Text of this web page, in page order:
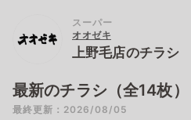
スーパー
オオゼキ
上野毛店のチラシ
最新のチラシ（全14枚）
最終更新：2026/08/05